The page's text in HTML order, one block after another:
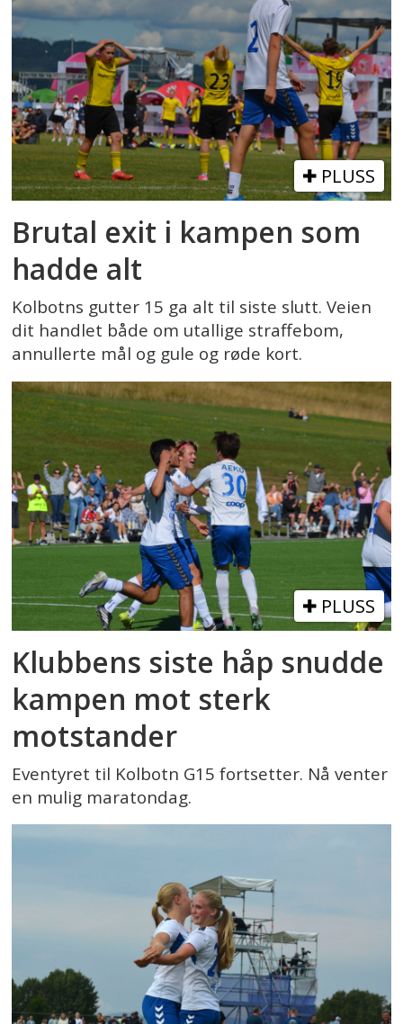
PLUSS
Brutal exit i kampen som
hadde alt
Kolbotns gutter 15 ga alt til siste slutt. Veien
dit handlet både om utallige straffebom,
annullerte mål og gule og røde kort.
PLUSS
Klubbens siste håp snudde
kampen mot sterk
motstander
Eventyret til Kolbotn G15 fortsetter. Nå venter
en mulig maratondag.